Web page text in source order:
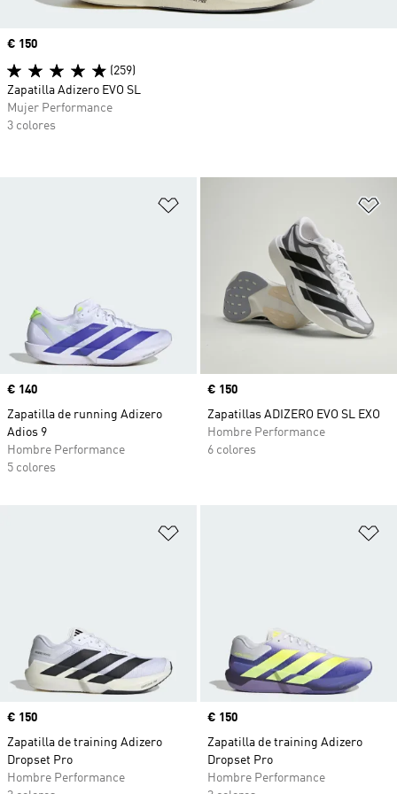
Precio
€ 140
Zapatilla de running Adizero
Adios 9
Hombre Performance
5 colores
Precio
€ 150
Zapatillas ADIZERO EVO SL EXO
Hombre Performance
6 colores
Precio
€ 150
Zapatilla de training Adizero
Dropset Pro
Hombre Performance
Precio
€ 150
Zapatilla de training Adizero
Dropset Pro
Hombre Performance
Precio
€ 150
(259)
Zapatilla Adizero EVO SL
Mujer Performance
3 colores